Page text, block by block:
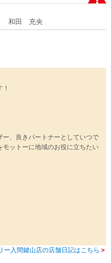
和田 充央
、良きパートナーとしていつで
モットーに地域のお役に立ちたい
ー入間鍵山店の店舗日記はこちら ＞